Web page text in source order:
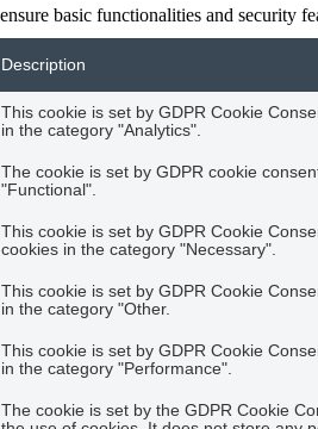
basic functionalities and security
Description
This cookie is set by GDPR Cookie
in the category "Analytics".
The cookie is set by GDPR cookie
"Functional".
This cookie is set by GDPR Cookie
cookies in the category "Necessary".
This cookie is set by GDPR Cookie
in the category "Other.
This cookie is set by GDPR Cookie
in the category "Performance".
The cookie is set by the GDPR Cookie